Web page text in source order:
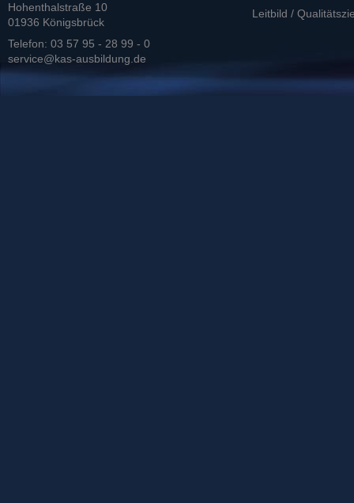
Hohenthalstraße 10
01936 Königsbrück
Telefon: 03 57 95 - 28 99 - 0
service@kas-ausbildung.de
Leitbild /